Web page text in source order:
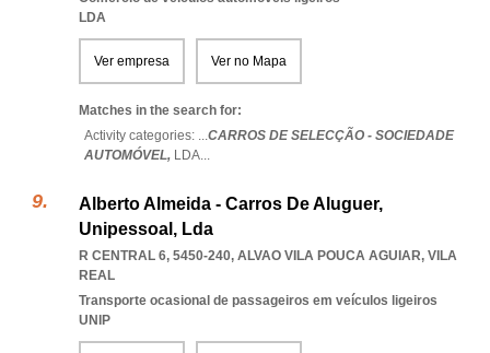
LDA
Ver empresa Ver no Mapa
Matches in the search for:
Activity categories: ...CARROS DE SELECÇÃO - SOCIEDADE
AUTOMÓVEL, LDA...
Alberto Almeida - Carros De Aluguer,
Unipessoal, Lda
R CENTRAL 6, 5450-240, ALVAO VILA POUCA AGUIAR, VILA
REAL
Transporte ocasional de passageiros em veículos ligeiros
UNIP